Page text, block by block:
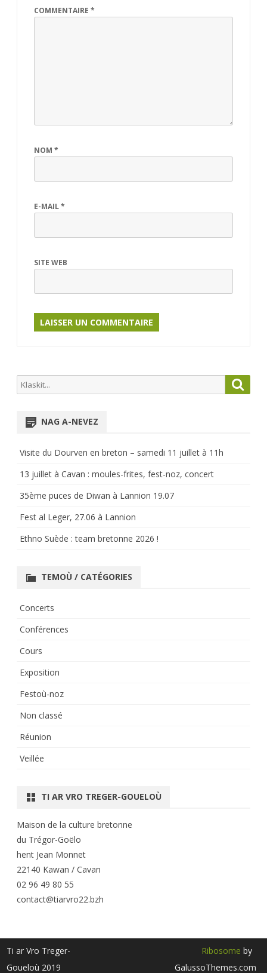
COMMENTAIRE *
NOM *
E-MAIL*
SITE WEB
Search
for:
NAG A-NEVEZ
Visite du Dourven en breton – samedi 11 juillet à 11h
13 juillet à Cavan : moules-frites, fest-noz, concert
35ème puces de Diwan à Lannion 19.07
Fest al Leger, 27.06 à Lannion
Ethno Suède : team bretonne 2026 !
TEMOÙ / CATÉGORIES
Concerts
Conférences
Cours
Exposition
Festoù-noz
Non classé
Réunion
Veillée
TI AR VRO TREGER-GOUELOÙ
Maison de la culture bretonne
du Trégor-Goëlo
hent Jean Monnet
22140 Kawan / Cavan
02 96 49 80 55
contact@tiarvro22.bzh
Ti ar Vro Treger-
Goueloù 2019
Ribosome by
GalussoThemes.com